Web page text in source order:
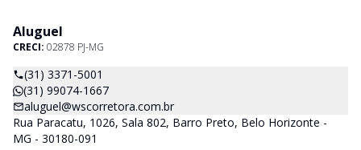
Aluguel
CRECI: 02878 PJ-MG
(31) 3371-5001
(31) 99074-1667
aluguel@wscorretora.com.br
Rua Paracatu, 1026, Sala 802, Barro Preto, Belo Horizonte -
MG - 30180-091